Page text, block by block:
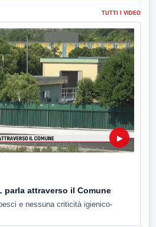
TUTTI I VIDEO
▶
parla attraverso il Comune
e nessuna criticità igienico-